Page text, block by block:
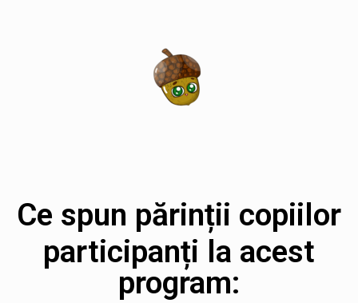
Ce spun părinții copiilor
participanți la acest
program: